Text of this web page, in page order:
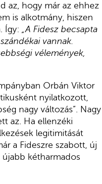
az, hogy már az ehhez
is alkotmány, hiszen
Így: „A Fidesz becsapta
vannak.
vélemények,
Orbán Viktor
nyilatkozott,
nagy változás”. Nagy
az. Ha ellenzéki
legitimitását
a Fideszre szabott, új
újabb kétharmados